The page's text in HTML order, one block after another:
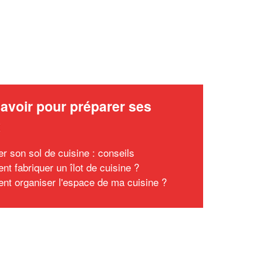
pour préparer ses
son sol de cuisine : conseils
fabriquer un îlot de cuisine ?
organiser l'espace de ma cuisine ?